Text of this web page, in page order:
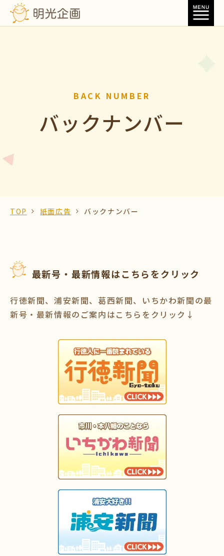
BACK NUMBER
バックナンバー
TOP 紙面広告 バックナンバー
最新号・最新情報はこちらをクリック
行徳新聞、浦安新聞、葛西新聞、いちかわ新聞の最
新号・最新情報のご案内はこちらをクリック↓